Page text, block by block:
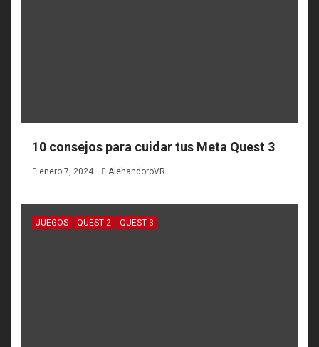
10 consejos para cuidar tus Meta Quest 3
enero 7, 2024 AlehandoroVR
JUEGOS QUEST 2 QUEST 3